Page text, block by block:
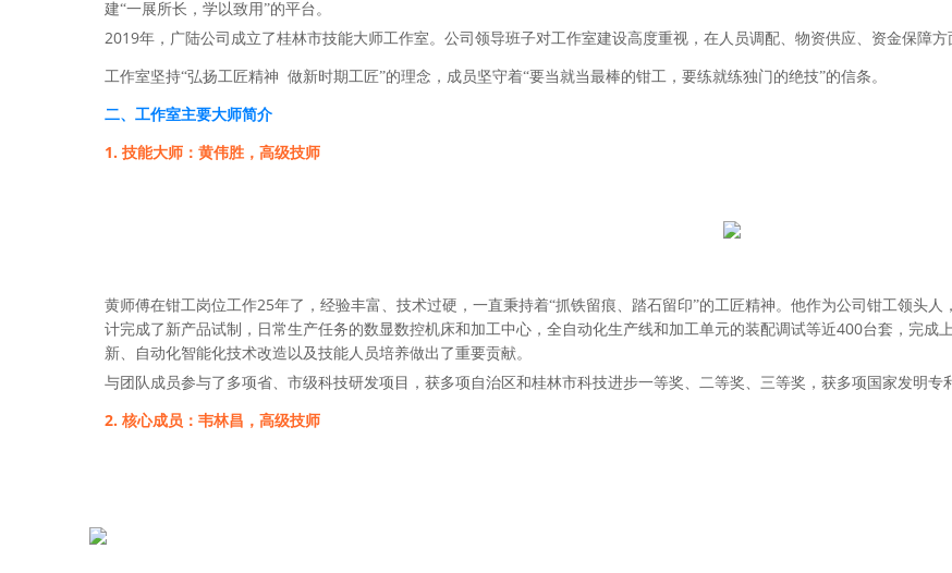
建“一展所长，学以致用”的平台。
2019年，广陆公司成立了桂林市技能大师工作室。公司领导班子对工作室建设高度重视，在人员调配、物资供应、资金保障
工作室坚持“弘扬工匠精神 做新时期工匠”的理念，成员坚守着“要当就当最棒的钳工，要练就练独门的绝技”的信条。
二、工作室主要大师简介
1. 技能大师：黄伟胜，高级技师
黄师傅在钳工岗位工作25年了，经验丰富、技术过硬，一直秉持着“抓铁留痕、踏石留印”的工匠精神。他作为公司钳工领头
计完成了新产品试制，日常生产任务的数显数控机床和加工中心，全自动化生产线和加工单元的装配调试等近400台套，完成
新、自动化智能化技术改造以及技能人员培养做出了重要贡献。
与团队成员参与了多项省、市级科技研发项目，获多项自治区和桂林市科技进步一等奖、二等奖、三等奖，获多项国家发明专
2. 核心成员：韦林昌，高级技师